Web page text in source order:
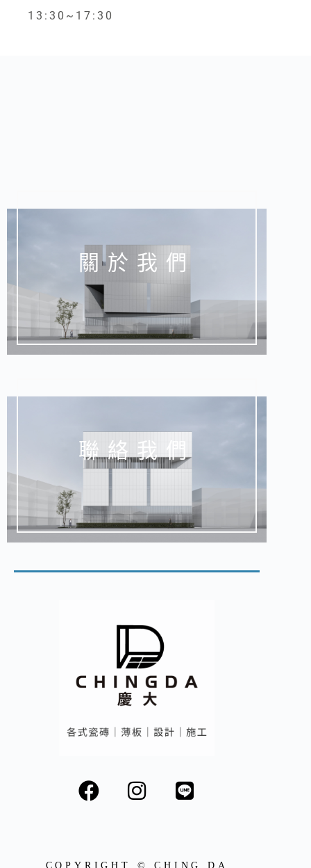
13:30~17:30
關於我們
聯絡我們
COPYRIGHT © CHING DA